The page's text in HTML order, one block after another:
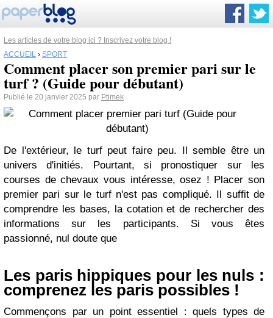
Les articles de votre blog ici ? Inscrivez votre blog !
ACCUEIL › SPORT
Comment placer son premier pari sur le
turf ? (Guide pour débutant)
Publié le 20 janvier 2025 par Ptimek
De l'extérieur, le turf peut faire peu. Il semble être un
univers d'initiés. Pourtant, si pronostiquer sur les
courses de chevaux vous intéresse, osez ! Placer son
premier pari sur le turf n'est pas compliqué. Il suffit de
comprendre les bases, la cotation et de rechercher des
informations sur les participants. Si vous êtes
passionné, nul doute que
Les paris hippiques pour les nuls :
comprenez les paris possibles !
Commençons par un point essentiel : quels types de